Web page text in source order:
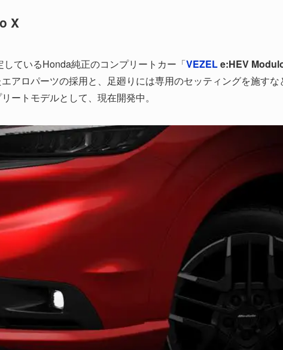
X
ているHonda純正のコンプリートカー 「VEZELe:HEV
アロパーツの採用と、足廻りには専用のセッティングを施す
ートモデルとして、現在開発中。